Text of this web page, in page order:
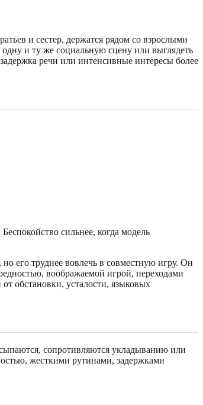
и сестер, держатся рядом со взрослыми
и ту же социальную сцену или выглядеть
речи или интенсивные интересы более
сильнее, когда модель
его труднее вовлечь в совместную игру. Он
воображаемой игрой, переходами
обстановки, усталости, языковых
сопротивляются укладыванию или
жесткими рутинами, задержками